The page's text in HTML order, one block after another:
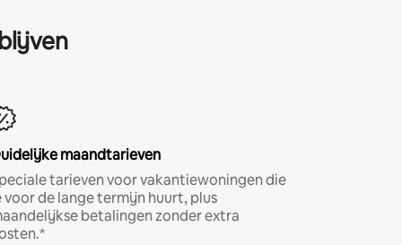
maandtarieven
tarieven voor vakantiewoningen die
voor de lange termijn huurt, plus
betalingen zonder extra